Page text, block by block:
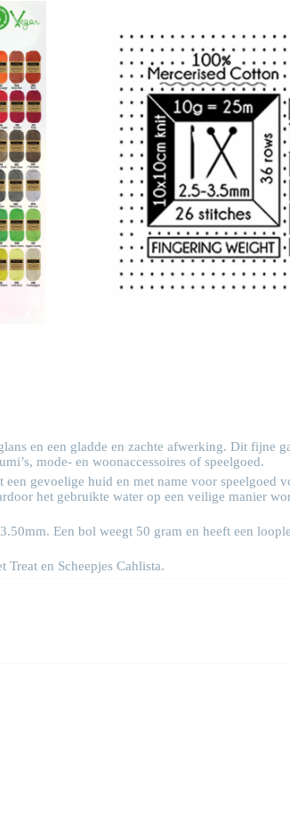
en een gladde en zachte afwerking. Dit fijne
mode- en woonaccessoires of speelgoed.
gevoelige huid en met name voor speelgoed
het gebruikte water op een veilige manier
Een bol weegt 50 gram en heeft een
Treat en Scheepjes Cahlista.